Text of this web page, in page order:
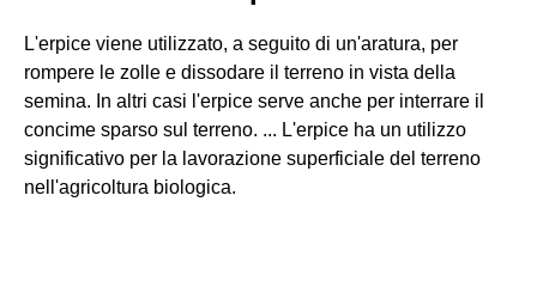
L'erpice viene utilizzato, a seguito di un'aratura, per
rompere le zolle e dissodare il terreno in vista della
semina. In altri casi l'erpice serve anche per interrare il
concime sparso sul terreno. ... L'erpice ha un utilizzo
significativo per la lavorazione superficiale del terreno
nell'agricoltura biologica.